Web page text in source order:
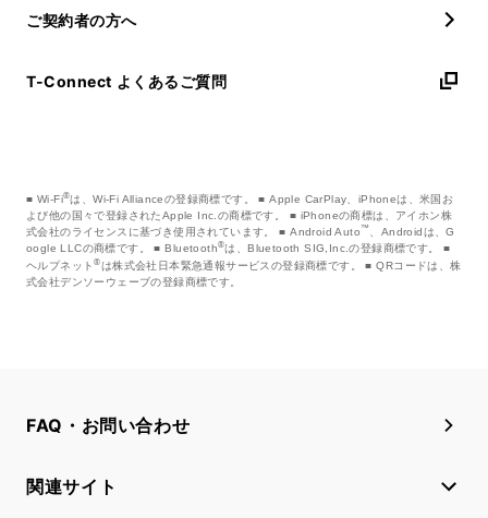
ご契約者の方へ
T-Connect よくあるご質問
Wi-Fi®は、Wi-Fi Allianceの登録商標です。
Apple CarPlay、iPhoneは、米国お
よび他の国々で登録されたApple Inc.の商標です。
iPhoneの商標は、アイホン株
式会社のライセンスに基づき使用されています。
Android Auto ™
、Androidは、G
oogle LLCの商標です。
Bluetooth®は、Bluetooth SIG,Inc.の登録商標です。
ヘルプネット®は株式会社日本緊急通報サービスの登録商標です。
QRコードは、株
式会社デンソーウェーブの登録商標です。
FAQ・お問い合わせ
関連サイト